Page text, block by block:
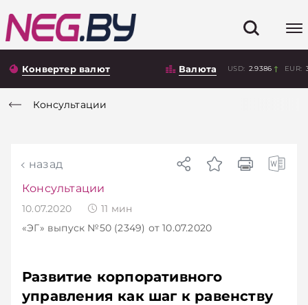
Конвертер валют Валюта USD: 2.9386 EUR:
Консультации
назад
Консультации
10.07.2020 11 мин
«ЭГ» выпуск №50 (2349) от 10.07.2020
Развитие корпоративного
управления как шаг к равенству